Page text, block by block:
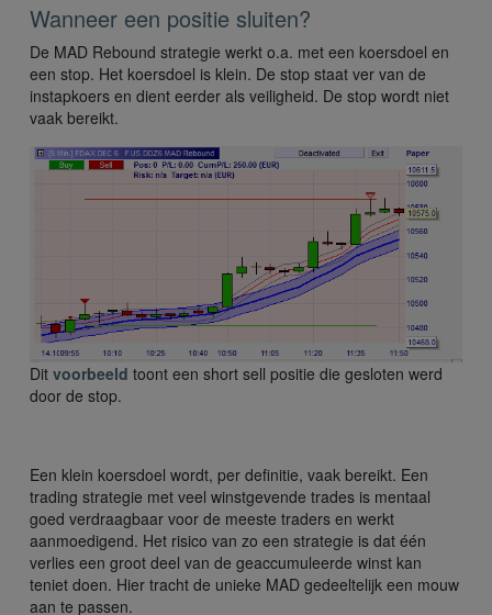
Wanneer een positie sluiten?
De MAD Rebound strategie werkt o.a. met een koersdoel en
een stop. Het koersdoel is klein. De stop staat ver van de
instapkoers en dient eerder als veiligheid. De stop wordt niet
vaak bereikt.
Dit voorbeeld toont een short sell positie die gesloten werd
door de stop.
Een klein koersdoel wordt, per definitie, vaak bereikt. Een
trading strategie met veel winstgevende trades is mentaal
goed verdraagbaar voor de meeste traders en werkt
aanmoedigend. Het risico van zo een strategie is dat één
verlies een groot deel van de geaccumuleerde winst kan
teniet doen. Hier tracht de unieke MAD gedeeltelijk een mouw
aan te passen.